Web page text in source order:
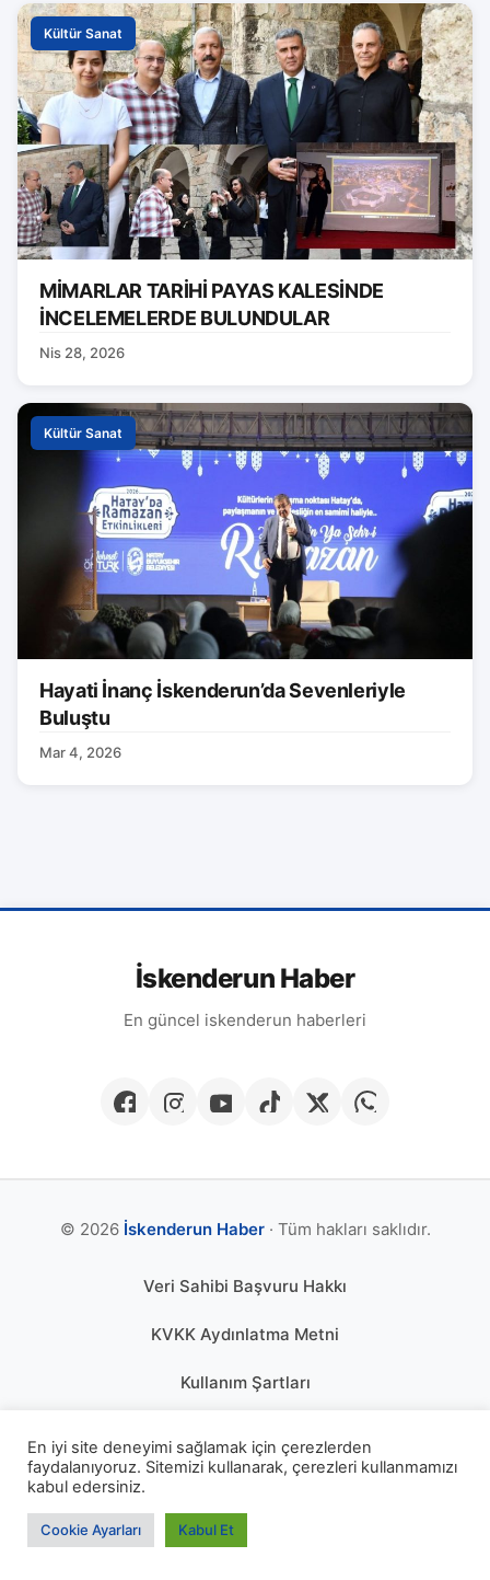
Kültür Sanat
MİMARLAR TARİHİ PAYAS KALESİNDE
İNCELEMELERDE BULUNDULAR
Nis 28, 2026
Kültür Sanat
Hayati İnanç İskenderun’da Sevenleriyle
Buluştu
Mar 4, 2026
İskenderun Haber
En güncel iskenderun haberleri
© 2026 İskenderun Haber· Tüm hakları saklıdır.
Veri Sahibi Başvuru Hakkı
KVKK Aydınlatma Metni
Kullanım Şartları
Çerez Politikası
KÜNYE
En iyi site deneyimi sağlamak için çerezlerden
faydalanıyoruz. Sitemizi kullanarak, çerezleri kullanmamızı
kabul edersiniz.
Cookie Ayarları Kabul Et